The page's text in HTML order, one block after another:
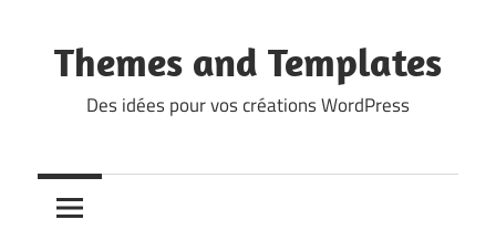
content
Themes and Templates
Des idées pour vos créations WordPress